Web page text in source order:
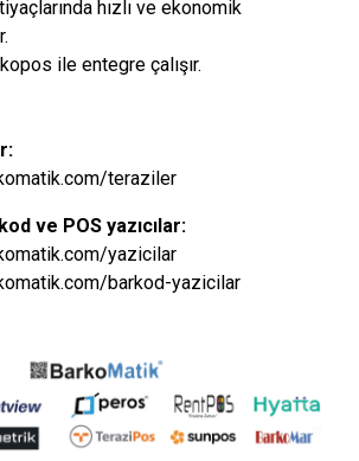
hızlı ve ekonomik
ile entegre çalışır.
teraziler
ve POS yazıcılar:
yazicilar
barkod-yazicilar